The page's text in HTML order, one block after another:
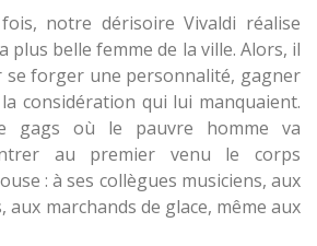
notre dérisoire Vivaldi réalise
plus belle femme de la ville. Alors, il
forger une personnalité, gagner
considération qui lui manquaient.
gags où le pauvre homme va
au premier venu le corps
: à ses collègues musiciens, aux
aux marchands de glace, même aux